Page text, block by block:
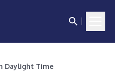
Daylight Time